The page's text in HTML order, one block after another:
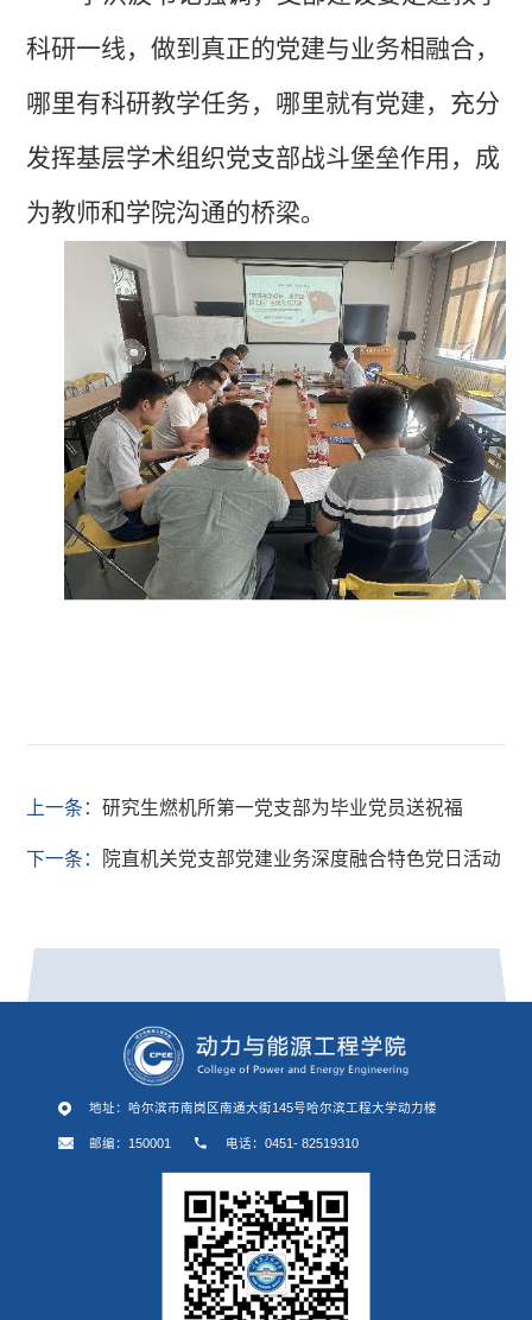
科研一线，做到真正的党建与业务相融合，
哪里有科研教学任务，哪里就有党建，充分
发挥基层学术组织党支部战斗堡垒作用，成
为教师和学院沟通的桥梁。
上一条：研究生燃机所第一党支部为毕业党员送祝福
下一条： 院直机关党支部党建业务深度融合特色党日活动
地址：哈尔滨市南岗区南通大街145号哈尔滨工程大学动力楼
邮编：150001 电话：0451- 82519310